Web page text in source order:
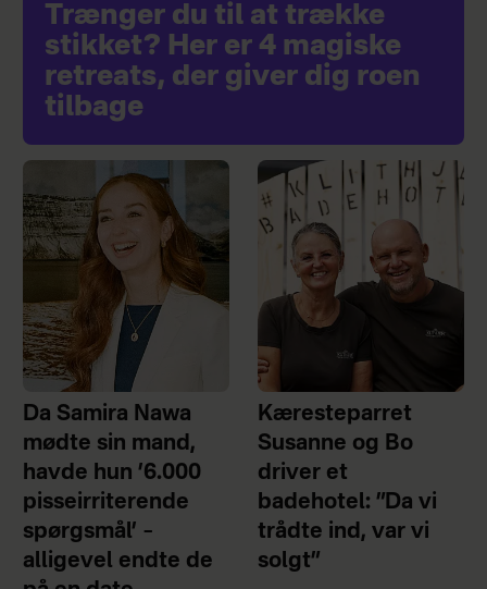
Trænger du til at trække
stikket? Her er 4 magiske
retreats, der giver dig roen
tilbage
Da Samira Nawa
mødte sin mand,
havde hun ’6.000
pisseirriterende
spørgsmål’ –
alligevel endte de
Kæresteparret
Susanne og Bo
driver et
badehotel: ”Da vi
trådte ind, var vi
solgt”